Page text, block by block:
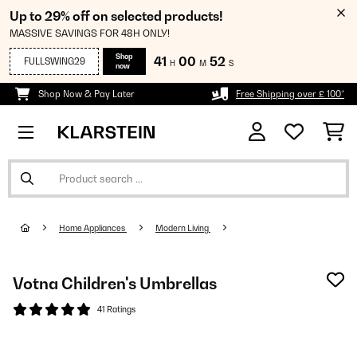
Up to 29% off on selected products!
MASSIVE SAVINGS FOR 48H ONLY!
FULLSWING29
Shop
now
41 H 00 M 52 S
Shop Now & Pay Later Free Shipping over £ 100*
Home Appliances Modern Living
Votna Children's Umbrellas
41 Ratings